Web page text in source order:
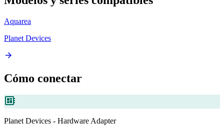
Aquarea
Planet Devices
arrow_forward
Cómo conectar
developer_board
Planet Devices - Hardware Adapter